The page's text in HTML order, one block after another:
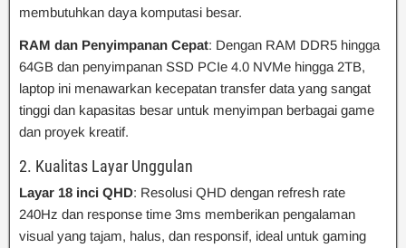
membutuhkan daya komputasi besar.
RAM dan Penyimpanan Cepat: Dengan RAM DDR5 hingga
64GB dan penyimpanan SSD PCIe 4.0 NVMe hingga 2TB,
laptop ini menawarkan kecepatan transfer data yang sangat
tinggi dan kapasitas besar untuk menyimpan berbagai game
dan proyek kreatif.
2. Kualitas Layar Unggulan
Layar 18 inci QHD: Resolusi QHD dengan refresh rate
240Hz dan response time 3ms memberikan pengalaman
visual yang tajam, halus, dan responsif, ideal untuk gaming